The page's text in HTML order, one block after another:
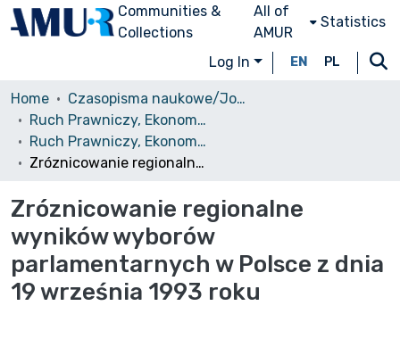
Communities &
Collections
All of
AMUR
Statistics
Log In EN PL
Home
Czasopisma naukowe/Journals
Ruch Prawniczy, Ekonomiczny i Socjologiczny
Ruch Prawniczy, Ekonomiczny i Socjologiczny, 1994, nr 2
Zróznicowanie regionalne wyników wyborów parlamentarnych w Polsce z dnia 19 września 1993 roku
Zróznicowanie regionalne
wyników wyborów
parlamentarnych w Polsce z dnia
19 września 1993 roku